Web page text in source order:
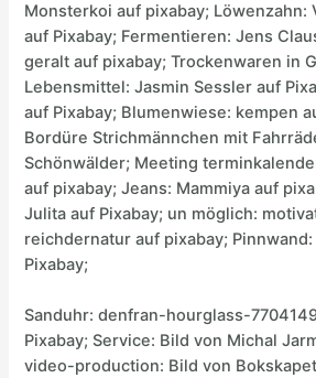
Monsterkoi auf pixabay; Löwenzahn:
auf Pixabay; Fermentieren: Jens
geralt auf pixabay; Trockenwaren in
Lebensmittel: Jasmin Sessler auf
auf Pixabay; Blumenwiese: kempen
Bordüre Strichmännchen mit
Schönwälder; Meeting
auf pixabay; Jeans: Mammiya auf
Julita auf Pixabay; un möglich:
reichdernatur auf pixabay;
Pixabay;
Sanduhr: denfran-hourglass-
Pixabay; Service: Bild von Michal
video-production: Bild von